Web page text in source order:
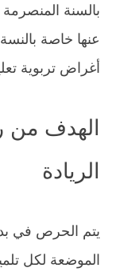
بالسنة
عنها خاصة
أغراض تربوية
الهدف من
الريادة
يتم الحرص في
الموضعة لكل